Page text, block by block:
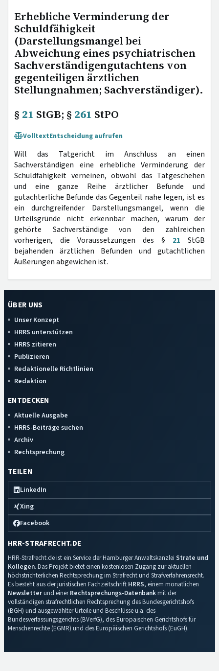
Erhebliche Verminderung der
Schuldfähigkeit
(Darstellungsmangel bei
Abweichung eines psychiatrischen
Sachverständigengutachtens von
gegenteiligen ärztlichen
Stellungnahmen; Sachverständiger).
§ 21 StGB; § 261 StPO
VolltextEntscheidung aufrufen
Will das Tatgericht im Anschluss an einen
Sachverständigen eine erhebliche Verminderung der
Schuldfähigkeit verneinen, obwohl das Tatgeschehen
und eine ganze Reihe ärztlicher Befunde und
gutachterliche Befunde das Gegenteil nahe legen, ist es
ein durchgreifender Darstellungsmangel, wenn die
Urteilsgründe nicht erkennbar machen, warum der
gehörte Sachverständige von den zahlreichen
vorherigen, die Voraussetzungen des § 21 StGB
bejahenden ärztlichen Befunden und gutachtlichen
Äußerungen abgewichen ist.
ÜBER UNS
Unser Konzept
HRRS unterstützen
HRRS zitieren
Publizieren
Redaktionelle Richtlinien
Redaktion
ENTDECKEN
Aktuelle Ausgabe
HRRS-Beiträge suchen
Archiv
Rechtsprechung
TEILEN
LinkedIn
Xing
Facebook
HRR-STRAFRECHT.DE
HRR-Strafrecht.de ist ein Service der Hamburger Anwaltskanzlei Strate und
Kollegen. Das Projekt bietet einen kostenlosen Zugang zur aktuellen
höchstrichterlichen Rechtsprechung im Strafrecht und Strafverfahrensrecht.
Es besteht aus der juristischen Fachzeitschrift HRRS, einem monatlichen
Newsletterund einerRechtsprechungs-Datenbankmit der
vollständigen strafrechtlichen Rechtsprechung des Bundesgerichtshofs
(BGH) und ausgewählter Urteile und Beschlüsse u.a. des
Bundesverfassungsgerichts (BVerfG), des Europäischen Gerichtshofs für
Menschenrechte (EGMR) und des Europäischen Gerichtshofs (EuGH).